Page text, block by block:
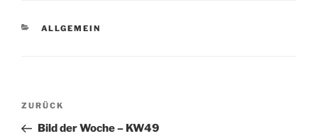
KATEGORIEN
ALLGEMEIN
Beitrags-
Vorheriger
Beitrag
ZURÜCK
Bild der Woche – KW49